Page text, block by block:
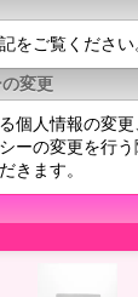
をご覧ください
変更
個人情報の変
ーの変更を行
きます。